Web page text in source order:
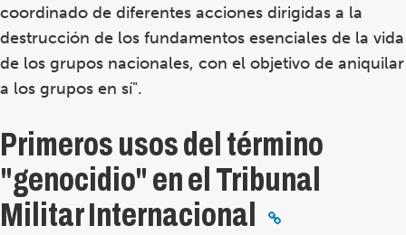
coordinado de diferentes acciones dirigidas a la
destrucción de los fundamentos esenciales de la vida
de los grupos nacionales, con el objetivo de aniquilar
a los grupos en sí".
Primeros usos del término
"genocidio" en el Tribunal
Militar Internacional